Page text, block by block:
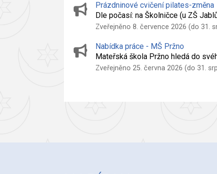
Prázdninové cvičení pilates-změna
Dle počasí: na Školničce (u ZŠ
Zveřejněno 8. července 2026 (do 31.
Nabídka práce - MŠ Pržno
Mateřská škola Pržno hledá do
Zveřejněno 25. června 2026 (do 31.